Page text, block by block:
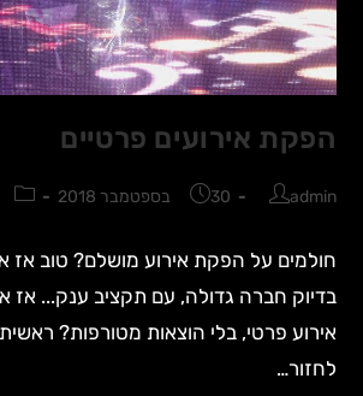
הפקת אירועים פרטיים
admin 30 בספטמבר 2018
חולמים על הפקת אירוע מושלם? טוב אז
בדיוק חברה גדולה, עם תקציב ענק... אז
אירוע פרטי, בלי הוצאות מטורפות?
לחזור…